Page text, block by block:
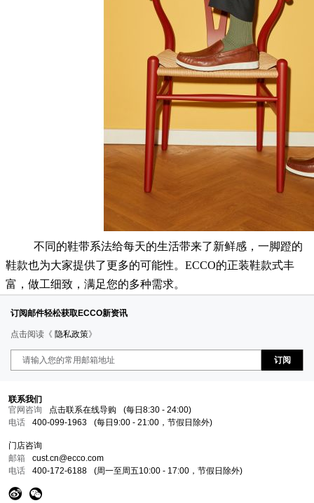
不同的鞋带系法给每天的生活带来了新鲜感，一脚蹬的
鞋款也为大家提供了更多的可能性。ECCO的正装鞋款式丰
富，做工细致，满足您的多种需求。
订阅邮件轻松获取ECCO新资讯
点击阅读《 隐私政策》
订阅
联系我们
官网咨询
点击联系在线导购
(每日8:30 - 24:00)
电话
400-099-1963 (每日9:00 - 21:00，节假日除外)
门店咨询
邮箱
cust.cn@ecco.com
电话
400-172-6188 (周一至周五10:00 - 17:00，节假日除外)